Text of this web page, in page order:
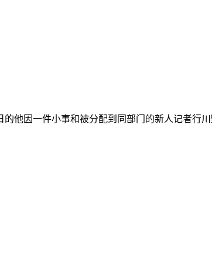
他因一件小事和被分配到同部门的新人记者行